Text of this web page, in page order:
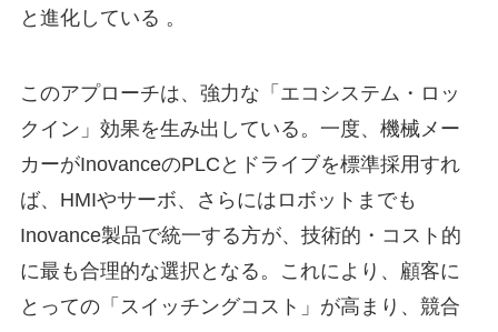
と進化している 。
このアプローチは、強力な「エコシステム・ロッ
クイン」効果を生み出している。一度、機械メー
カーがInovanceのPLCとドライブを標準採用すれ
ば、HMIやサーボ、さらにはロボットまでも
Inovance製品で統一する方が、技術的・コスト的
に最も合理的な選択となる。これにより、顧客に
とっての「スイッチングコスト」が高まり、競合